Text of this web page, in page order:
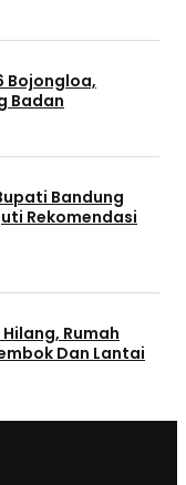
Bojongloa,
Badan
Bandung
Rekomendasi
Rumah
Dan Lantai